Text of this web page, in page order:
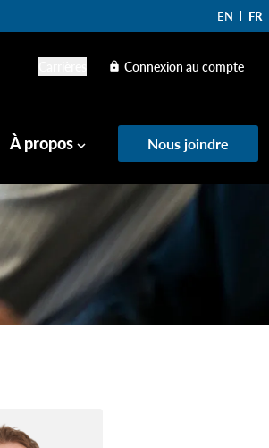
EN FR
lock Connexion au compte
À propos keyboard_arrow_down Nous joindre